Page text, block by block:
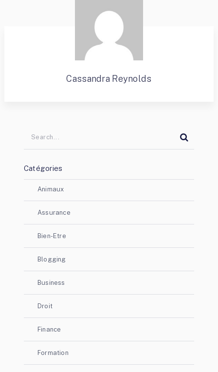
Cassandra Reynolds
Catégories
Animaux
Assurance
Bien-Etre
Blogging
Business
Droit
Finance
Formation